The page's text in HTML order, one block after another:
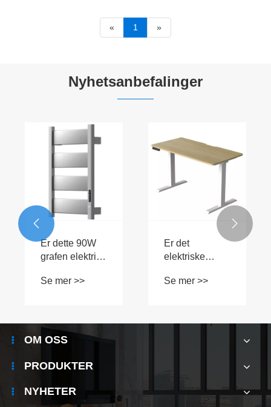
« 1 »
Nyhetsanbefalinger
Er dette 90W
grafen elektrisk
verdt å velge?
Se mer >>
Er det
elektriske
Smart Desk -
etter?
Se mer >>
 
OM OSS
PRODUKTER
NYHETER